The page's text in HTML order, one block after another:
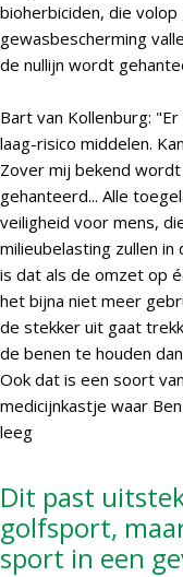
bioherbiciden, die
gewasbescherming
de nullijn wordt
Bart van Kollenburg:
laag-risico middelen.
Zover mij bekend
gehanteerd... Alle
veiligheid voor mens,
milieubelasting zullen
is dat als de omzet op
het bijna niet meer
de stekker uit gaat
de benen te houden
Ook dat is een soort
medicijnkastje waar
leeg
Dit past
golfsport,
sport in een